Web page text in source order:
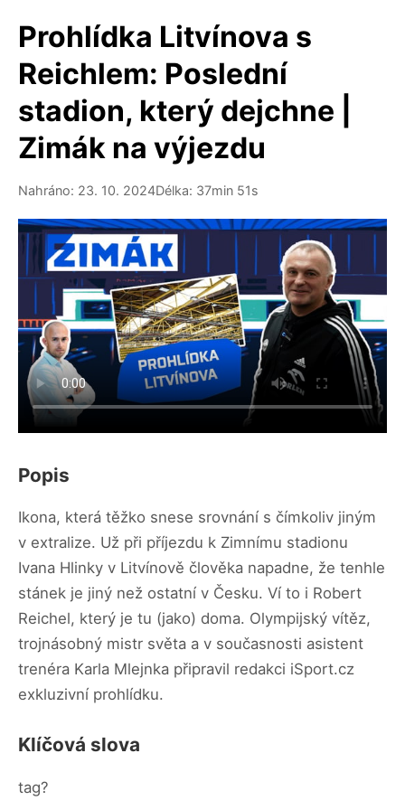
Prohlídka Litvínova s
Reichlem: Poslední
stadion, který dejchne |
Zimák na výjezdu
Nahráno: 23. 10. 2024Délka: 37min 51s
Popis
Ikona, která těžko snese srovnání s čímkoliv jiným
v extralize. Už při příjezdu k Zimnímu stadionu
Ivana Hlinky v Litvínově člověka napadne, že tenhle
stánek je jiný než ostatní v Česku. Ví to i Robert
Reichel, který je tu (jako) doma. Olympijský vítěz,
trojnásobný mistr světa a v současnosti asistent
trenéra Karla Mlejnka připravil redakci iSport.cz
exkluzivní prohlídku.
Klíčová slova
tag?